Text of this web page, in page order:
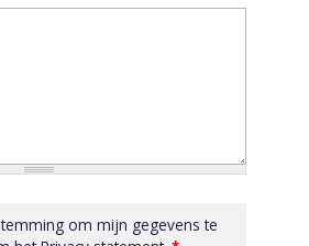
om mijn gegevens te